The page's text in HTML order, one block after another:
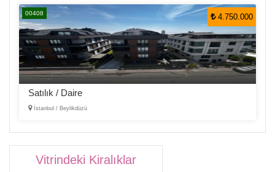
00408 4.750.000
Satılık / Daire
İstanbul / Beylikdüzü
Vitrindeki Kiralıklar